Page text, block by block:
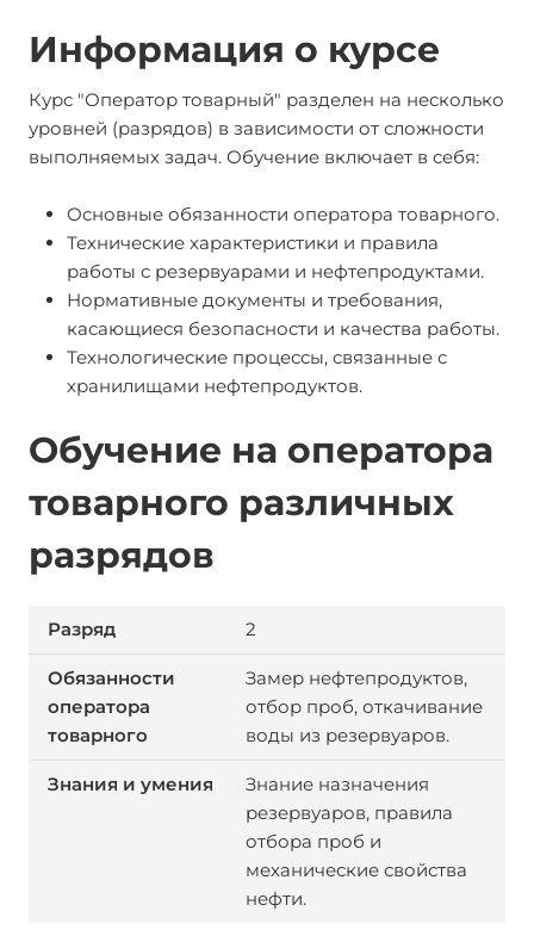
Информация о курсе
Курс "Оператор товарный" разделен на несколько
уровней (разрядов) в зависимости от сложности
выполняемых задач. Обучение включает в себя:
Основные обязанности оператора товарного.
Технические характеристики и правила
работы с резервуарами и нефтепродуктами.
Нормативные документы и требования,
касающиеся безопасности и качества работы.
Технологические процессы, связанные с
хранилищами нефтепродуктов.
Обучение на оператора
товарного различных
разрядов
2
Замер нефтепродуктов,
отбор проб, откачивание
воды из резервуаров.
Знание назначения
резервуаров, правила
отбора проб и
механические свойства
нефти.